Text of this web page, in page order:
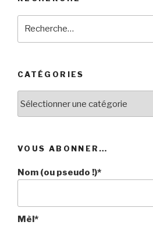
CATÉGORIES
VOUS ABONNER…
Nom (ou pseudo !)*
Mèl*